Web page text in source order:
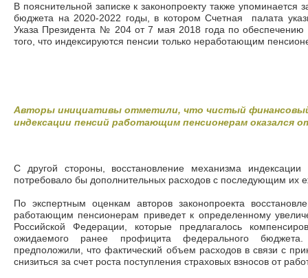
В пояснительной записке к законопроекту также
бюджета на 2020-2022 годы, в котором Счетная палата
Указа Президента № 204 от 7 мая 2018 года по обеспечению
того, что индексируются пенсии только неработающим
Авторы инициативы отметили, что чистый
индексации пенсий работающим пенсионерам оказался
С другой стороны, восстановление механизма
потребовало бы дополнительных расходов с последующим их
По экспертным оценкам авторов законопроекта
работающим пенсионерам приведет к определенному
Российской Федерации, которые предлагалось
ожидаемого ранее профицита федерального бюджета.
предположили, что фактический объем расходов в связи с
снизиться за счет роста поступления страховых взносов от